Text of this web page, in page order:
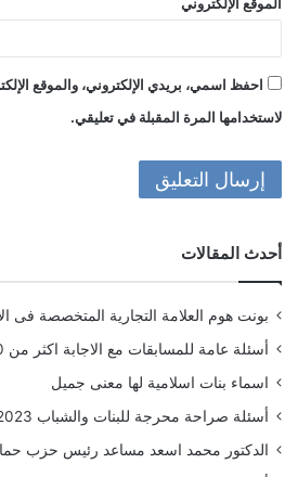
الموقع الإلكتروني
احفظ اسمي، بريدي الإلكتروني، والموقع
لاستخدامها المرة المقبلة في تعليقي.
أحدث المقالات
بونت هوم العلامة التجارية المتخصصة فى
أسئلة عامة للمسابقات مع الاجابة اكثر من 500 سؤال
اسماء بنات اسلامية لها معنى جميل
أسئلة صراحة محرجة للبنات والشباب 2023
الدكتور محمد اسعد مساعد رئيس حزب